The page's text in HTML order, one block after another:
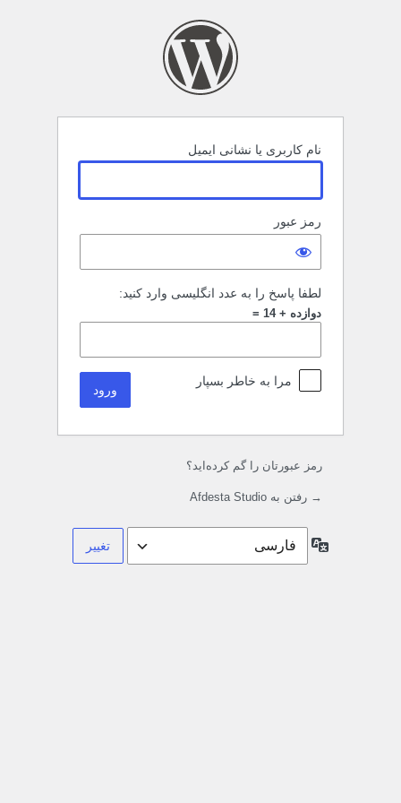
نام کاربری یا نشانی ایمیل
رمز عبور
لطفا پاسخ را به عدد انگلیسی وارد کنید:
دوازده + 14 =
مرا به خاطر بسپار
رمز عبورتان را گم کرده‌اید؟
→ رفتن به Afdesta Studio
زبان